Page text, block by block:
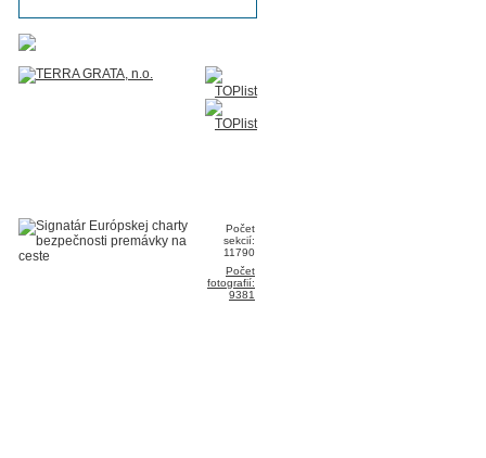
Počet
sekcií:
11790
Počet
fotografií:
9381